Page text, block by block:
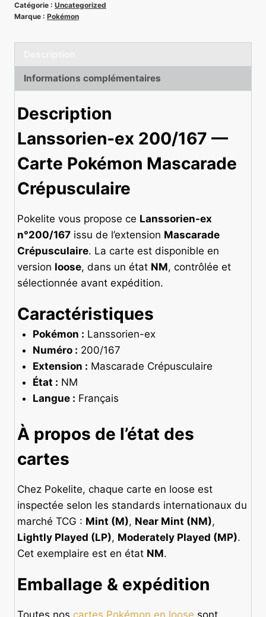
Catégorie : Uncategorized
Marque : Pokémon
Informations complémentaires
Description
Lanssorien-ex 200/167 —
Carte Pokémon Mascarade
Crépusculaire
Pokelite vous propose ce Lanssorien-ex
n°200/167 issu de l’extension Mascarade
Crépusculaire. La carte est disponible en
version loose, dans un état NM, contrôlée et
sélectionnée avant expédition.
Caractéristiques
Pokémon : Lanssorien-ex
Numéro : 200/167
Extension : Mascarade Crépusculaire
État : NM
Langue : Français
À propos de l’état des
cartes
Chez Pokelite, chaque carte en loose est
inspectée selon les standards internationaux du
marché TCG : Mint (M), Near Mint (NM),
Lightly Played (LP), Moderately Played (MP).
Cet exemplaire est en état NM.
Emballage & expédition